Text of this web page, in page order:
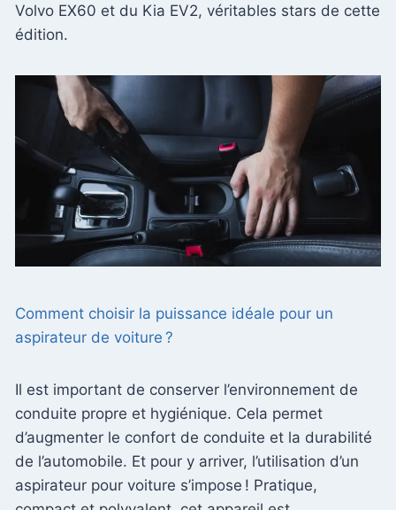
Volvo EX60 et du Kia EV2, véritables stars de cette
édition.
Comment choisir la puissance idéale pour un
aspirateur de voiture ?
Il est important de conserver l’environnement de
conduite propre et hygiénique. Cela permet
d’augmenter le confort de conduite et la durabilité
de l’automobile. Et pour y arriver, l’utilisation d’un
aspirateur pour voiture s’impose ! Pratique,